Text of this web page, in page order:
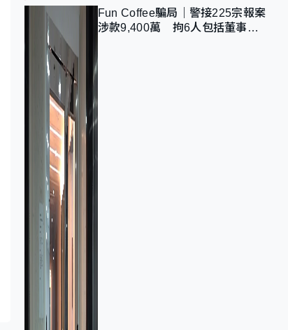
Fun Coffee騙局｜警接225宗報案
涉款9,400萬 拘6人包括董事股